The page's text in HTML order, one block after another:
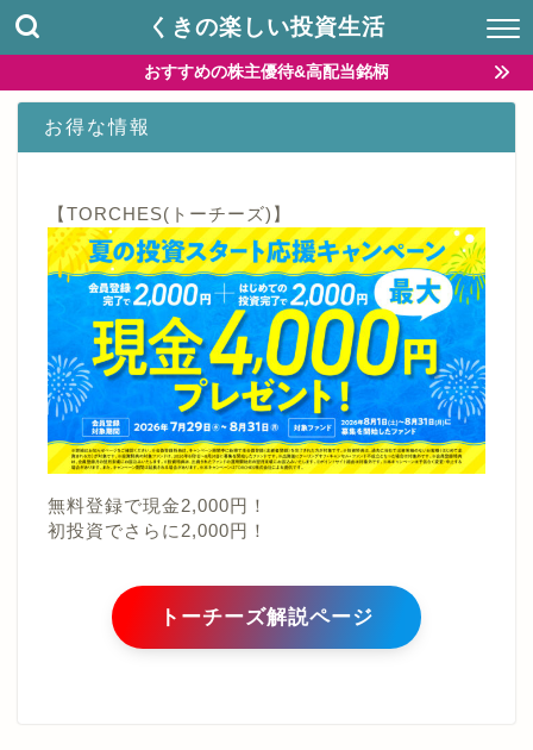
くきの楽しい投資生活
おすすめの株主優待&高配当銘柄
お得な情報
【TORCHES(トーチーズ)】
無料登録で現金2,000円！
初投資でさらに2,000円！
トーチーズ解説ページ